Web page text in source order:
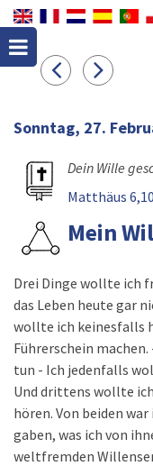
Sonntag, 27.
Dein Wille
Matthäus 6,10
Mein
Drei Dinge wollte ich
das Leben heute gar
wollte ich keinesfalls
Führerschein
tun - Ich jedenfalls
Und drittens wollte
hören. Von beiden
gaben, was ich von
weltfremden